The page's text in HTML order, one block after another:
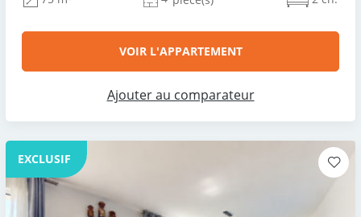
VOIR L'APPARTEMENT
Ajouter au comparateur
EXCLUSIF